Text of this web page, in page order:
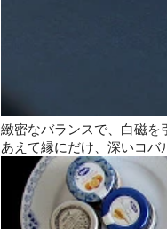
緻密なバランスで、白磁を
あえて縁にだけ、深いコ